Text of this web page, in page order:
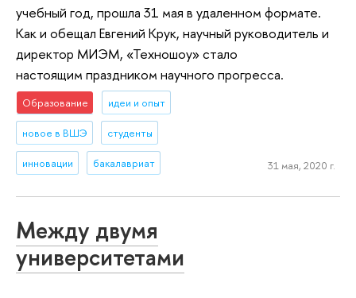
учебный год, прошла 31 мая в удаленном формате.
Как и обещал Евгений Крук, научный руководитель и
директор МИЭМ, «Техношоу» стало
настоящим праздником научного прогресса.
Образование идеи и опыт
новое в ВШЭ студенты
инновации бакалавриат 31 мая, 2020 г.
Между двумя
университетами